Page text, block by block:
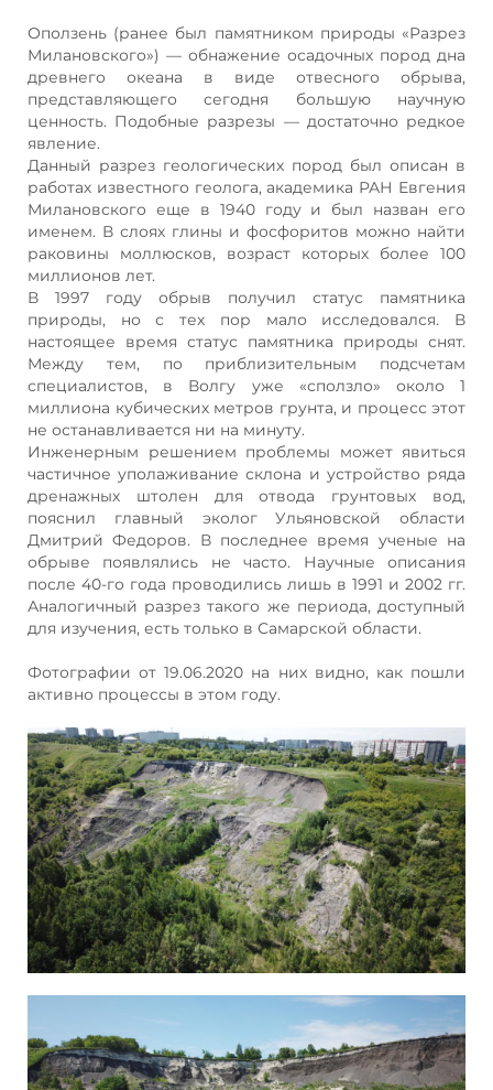
Оползень (ранее был памятником природы «Разрез
Милановского») — обнажение осадочных пород дна
древнего океана в виде отвесного обрыва,
представляющего сегодня большую научную
ценность. Подобные разрезы — достаточно редкое
явление.
Данный разрез геологических пород был описан в
работах известного геолога, академика РАН Евгения
Милановского еще в 1940 году и был назван его
именем. В слоях глины и фосфоритов можно найти
раковины моллюсков, возраст которых более 100
миллионов лет.
В 1997 году обрыв получил статус памятника
природы, но с тех пор мало исследовался. В
настоящее время статус памятника природы снят.
Между тем, по приблизительным подсчетам
специалистов, в Волгу уже «сползло» около 1
миллиона кубических метров грунта, и процесс этот
не останавливается ни на минуту.
Инженерным решением проблемы может явиться
частичное уполаживание склона и устройство ряда
дренажных штолен для отвода грунтовых вод,
пояснил главный эколог Ульяновской области
Дмитрий Федоров. В последнее время ученые на
обрыве появлялись не часто. Научные описания
после 40-го года проводились лишь в 1991 и 2002 гг.
Аналогичный разрез такого же периода, доступный
для изучения, есть только в Самарской области.
Фотографии от 19.06.2020 на них видно, как пошли
активно процессы в этом году.